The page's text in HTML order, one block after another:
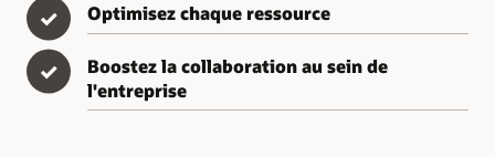
✓ Optimisez chaque ressource
✓
Boostez la collaboration au sein de
l'entreprise